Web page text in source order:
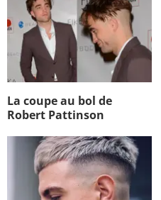
La coupe au bol de
Robert Pattinson